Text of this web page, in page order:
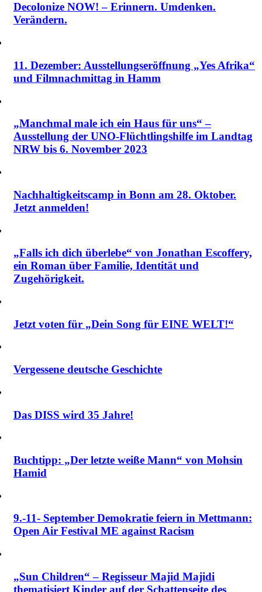
Decolonize NOW! – Erinnern. Umdenken.
Verändern.
11. Dezember: Ausstellungseröffnung „Yes Afrika“
und Filmnachmittag in Hamm
„Manchmal male ich ein Haus für uns“ –
Ausstellung der UNO-Flüchtlingshilfe im Landtag
NRW bis 6. November 2023
Nachhaltigkeitscamp in Bonn am 28. Oktober.
Jetzt anmelden!
„Falls ich dich überlebe“ von Jonathan Escoffery,
ein Roman über Familie, Identität und
Zugehörigkeit.
Jetzt voten für „Dein Song für EINE WELT!“
Vergessene deutsche Geschichte
Das DISS wird 35 Jahre!
Buchtipp: „Der letzte weiße Mann“ von Mohsin
Hamid
9.-11- September Demokratie feiern in Mettmann:
Open Air Festival ME against Racism
„Sun Children“ – Regisseur Majid Majidi
thematisiert Kinder auf der Schattenseite des